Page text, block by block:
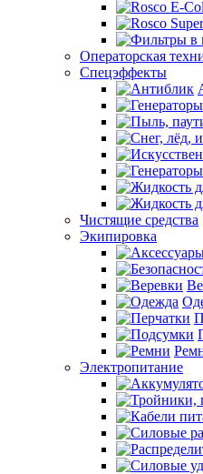
Операторская
Спецэффекты
Чистящие средства
Экипировка
Электропитание